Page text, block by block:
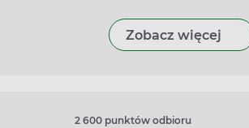
Zobacz więcej
2 600 punktów odbioru